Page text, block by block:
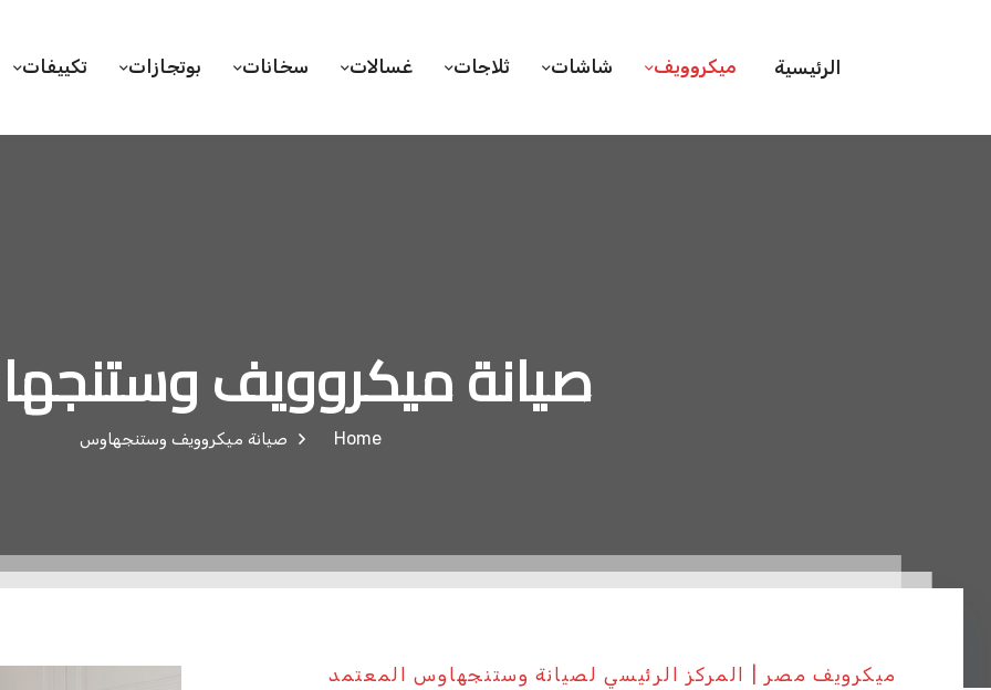
الرئيسية ميكروويف شاشات ثلاجات غسالات سخانات بوتجازات تكييفات
صيانة ميكروويف
Home صيانة ميكروويف وستنجهاوس
ميكرويف مصر | المركز الرئيسي لصيانة وستنجهاوس المعتمد